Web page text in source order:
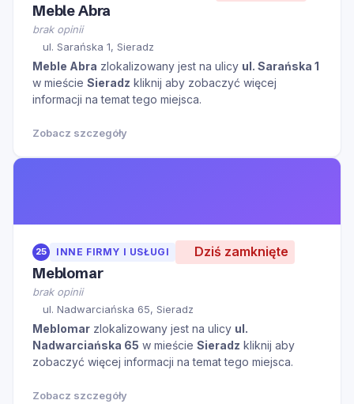
Meble Abra
brak opinii
ul. Sarańska 1, Sieradz
Meble Abra zlokalizowany jest na ulicy ul. Sarańska 1
w mieście Sieradz kliknij aby zobaczyć więcej
informacji na temat tego miejsca.
Zobacz szczegóły
25 INNE FIRMY I USŁUGI Dziś zamknięte
Meblomar
brak opinii
ul. Nadwarciańska 65, Sieradz
Meblomar zlokalizowany jest na ulicy ul.
Nadwarciańska 65 w mieście Sieradz kliknij aby
zobaczyć więcej informacji na temat tego miejsca.
Zobacz szczegóły